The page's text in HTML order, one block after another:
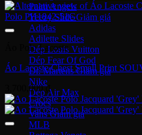
Palm Angels
Yeezy Slide
Adidas
Adilette Slides
Dép Louis Vuitton
Dép Fear Of God
Dr. Martens
Nike
Dép Air Max
Crocs
Vans
MLB
Áo Polo Lacoste
Áo Lacoste Chest Small Print
3,700,000₫